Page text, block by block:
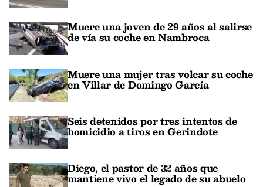
Muere una joven de 29 años al salirse
de vía su coche en Nambroca
Muere una mujer tras volcar su coche
en Villar de Domingo García
Seis detenidos por tres intentos de
homicidio a tiros en Gerindote
Diego, el pastor de 32 años que
mantiene vivo el legado de su abuelo